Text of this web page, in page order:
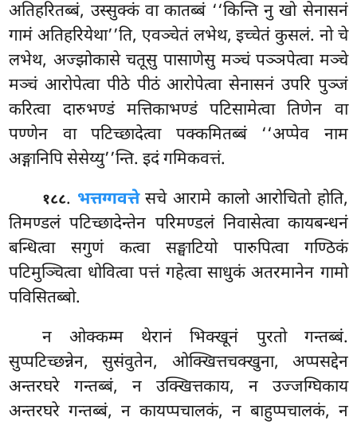
अतिहरितब्बं, उस्सुक्कं वा कातब्बं ‘‘किन्ति नु खो सेनासनं
गामं अतिहरियेथा’’ति, एवञ्चेतं लभेथ, इच्चेतं कुसलं. नो चे
लभेथ, अज्झोकासे चतूसु पासाणेसु मञ्चं पञ्ञपेत्वा मञ्चे
मञ्चं आरोपेत्वा पीठे पीठं आरोपेत्वा सेनासनं उपरि पुञ्जं
करित्वा दारुभण्डं मत्तिकाभण्डं पटिसामेत्वातिणेन वा
पण्णेन वा पटिच्छादेत्वा पक्कमितब्बं ‘‘अप्पेव नाम
अङ्गानिपि सेसेय्यु’’न्ति. इदं गमिकवत्तं.
१८८. भत्तग्गवत्तेसचे आरामे कालो आरोचितो होति,
तिमण्डलं पटिच्छादेन्तेन परिमण्डलं निवासेत्वा कायबन्धनं
बन्धित्वा सगुणं कत्वा सङ्घाटियो पारुपित्वा गण्ठिकं
पटिमुञ्चित्वा धोवित्वा पत्तं गहेत्वा साधुकं अतरमानेन गामो
पविसितब्बो.
न ओक्कम्म थेरानं भिक्खूनं पुरतो गन्तब्बं.
सुप्पटिच्छन्नेन, सुसंवुतेन, ओक्खित्तचक्खुना, अप्पसद्देन
अन्तरघरे गन्तब्बं, न उक्खित्तकाय, न उज्जग्घिकाय
अन्तरघरे गन्तब्बं, न कायप्पचालकं, न बाहुप्पचालकं, न